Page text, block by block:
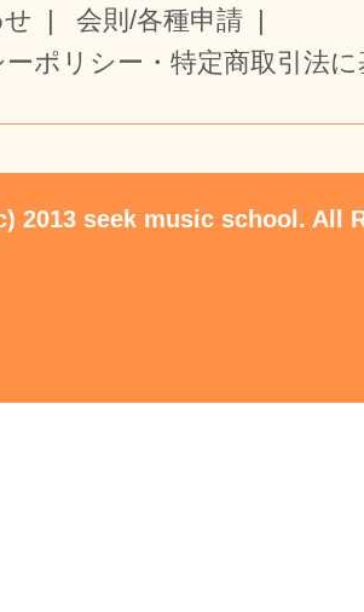
| 会則/各種申請 |
ポリシー・特定商取引法
2013 seek music school. All